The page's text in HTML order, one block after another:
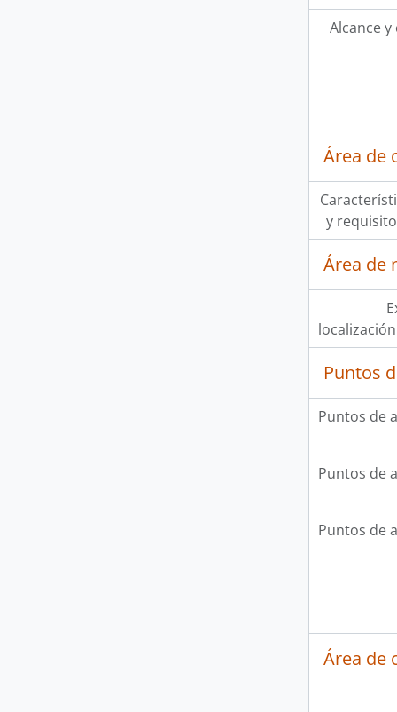
Alcance
Área de
y
Área de
Puntos
Puntos de
Puntos de
Puntos de
Área de